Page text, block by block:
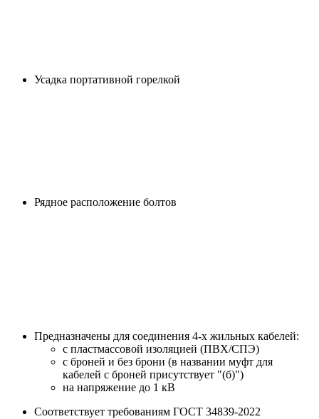
Усадка портативной горелкой
Рядное расположение болтов
Предназначены для соединения 4-х жильных кабелей:
с пластмассовой изоляцией (ПВХ/СПЭ)
с броней и без брони (в названии муфт для
кабелей с броней присутствует "(б)")
на напряжение до 1 кВ
Соответствует требованиям ГОСТ 34839-2022